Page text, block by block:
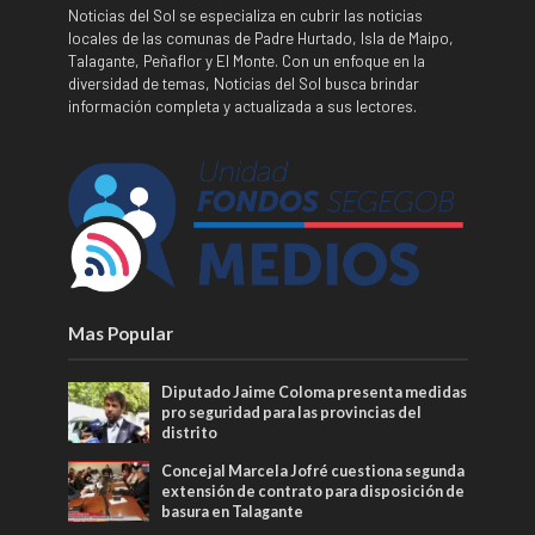
Noticias del Sol se especializa en cubrir las noticias
locales de las comunas de Padre Hurtado, Isla de Maipo,
Talagante, Peñaflor y El Monte. Con un enfoque en la
diversidad de temas, Noticias del Sol busca brindar
información completa y actualizada a sus lectores.
Mas Popular
Diputado Jaime Coloma presenta medidas
pro seguridad para las provincias del
distrito
Concejal Marcela Jofré cuestiona segunda
extensión de contrato para disposición de
basura en Talagante